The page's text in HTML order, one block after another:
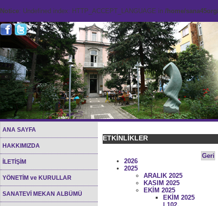
Notice: Undefined index: HTTP_ACCEPT_LANGUAGE in /home/
ANA SAYFA
HAKKIMIZDA
İLETİŞİM
YÖNETİM ve KURULLAR
SANATEVİ MEKAN ALBÜMÜ
ETKİNLİKLER
Geri
2026
2025
ARALIK 2025
KASIM 2025
EKİM 2025
EKİM 2025